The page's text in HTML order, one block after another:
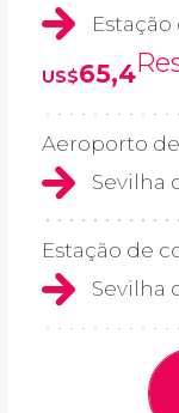
US$65,4
Aeroporto
Sevilha
Estação de
Sevilha